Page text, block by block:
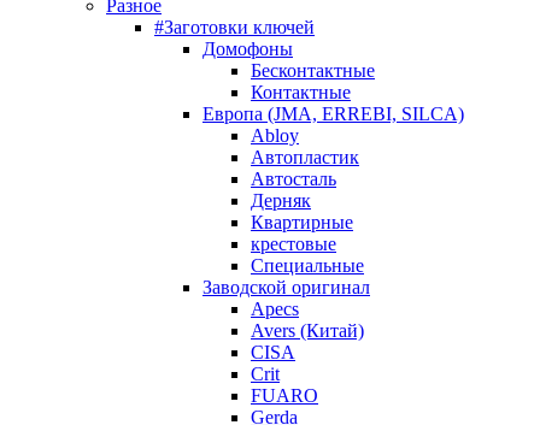
Разное
#Заготовки ключей
Домофоны
Бесконтактные
Контактные
Европа (JMA, ERREBI, SILCA)
Abloy
Автопластик
Автосталь
Дерняк
Квартирные
крестовые
Специальные
Заводской оригинал
Apecs
Avers (Китай)
CISA
Crit
FUARO
Gerda